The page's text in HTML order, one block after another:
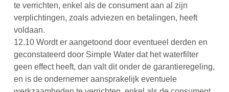
te verrichten, enkel als de consument aan al zijn
verplichtingen, zoals adviezen en betalingen, heeft
voldaan.
12.10 Wordt er aangetoond door eventueel derden en
geconstateerd door Simple Water dat het waterfilter
geen effect heeft, dan valt dit onder de garantieregeling,
en is de ondernemer aansprakelijk eventuele